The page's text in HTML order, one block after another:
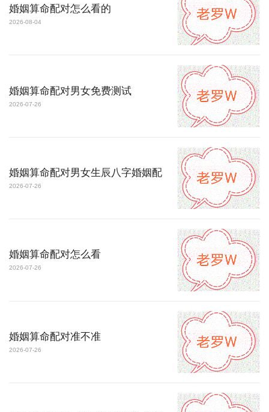
婚姻算命配对怎么看的
2026-08-04
婚姻算命配对男女免费测试
2026-07-26
婚姻算命配对男女生辰八字婚姻配
2026-07-26
婚姻算命配对怎么看
2026-07-26
婚姻算命配对准不准
2026-07-26